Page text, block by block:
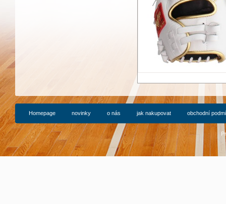
Homepage novinky o nás jak nakupovat obchodní